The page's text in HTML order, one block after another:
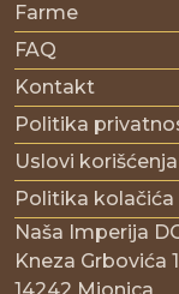
Farme
FAQ
Kontakt
Politika
Uslovi korišćenja
Politika kolačića
Naša Imperija
Kneza Grbovića